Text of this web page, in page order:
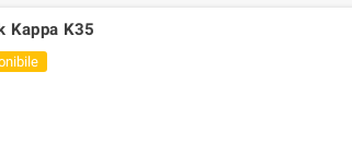
Kappa K35